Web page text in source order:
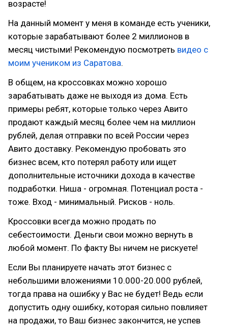
возрасте!
На данный момент у меня в команде есть ученики,
которые зарабатывают более 2 миллионов в
месяц чистыми! Рекомендую посмотреть видео с
моим учеником из Саратова.
В общем, на кроссовках можно хорошо
зарабатывать даже не выходя из дома. Есть
примеры ребят, которые только через Авито
продают каждый месяц более чем на миллион
рублей, делая отправки по всей России через
Авито доставку. Рекомендую пробовать это
бизнес всем, кто потерял работу или ищет
дополнительные источники дохода в качестве
подработки. Ниша - огромная. Потенциал роста -
тоже. Вход - минимальный. Рисков - ноль.
Кроссовки всегда можно продать по
себестоимости. Деньги свои можно вернуть в
любой момент. По факту Вы ничем не рискуете!
Если Вы планируете начать этот бизнес с
небольшими вложениями 10.000-20.000 рублей,
тогда права на ошибку у Вас не будет! Ведь если
допустить одну ошибку, которая сильно повлияет
на продажи, то Ваш бизнес закончится, не успев